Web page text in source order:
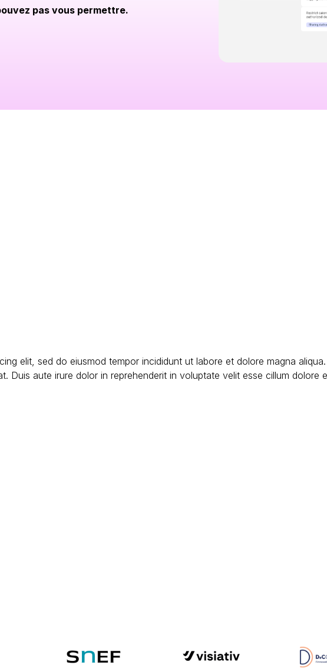
pas vous permettre.
elit, sed do eiusmod tempor incididunt ut labore et dolore magna
Duis aute irure dolor in reprehenderit in voluptate velit esse cillum dolore